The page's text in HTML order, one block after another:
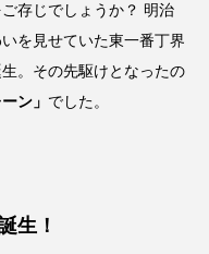
存じでしょうか？ 明治
を見せていた東一番丁界
。その先駆けとなったの
ン」 でした。
生！